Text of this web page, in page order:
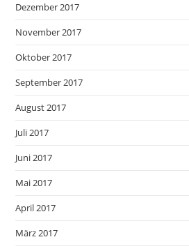
Dezember 2017
November 2017
Oktober 2017
September 2017
August 2017
Juli 2017
Juni 2017
Mai 2017
April 2017
März 2017